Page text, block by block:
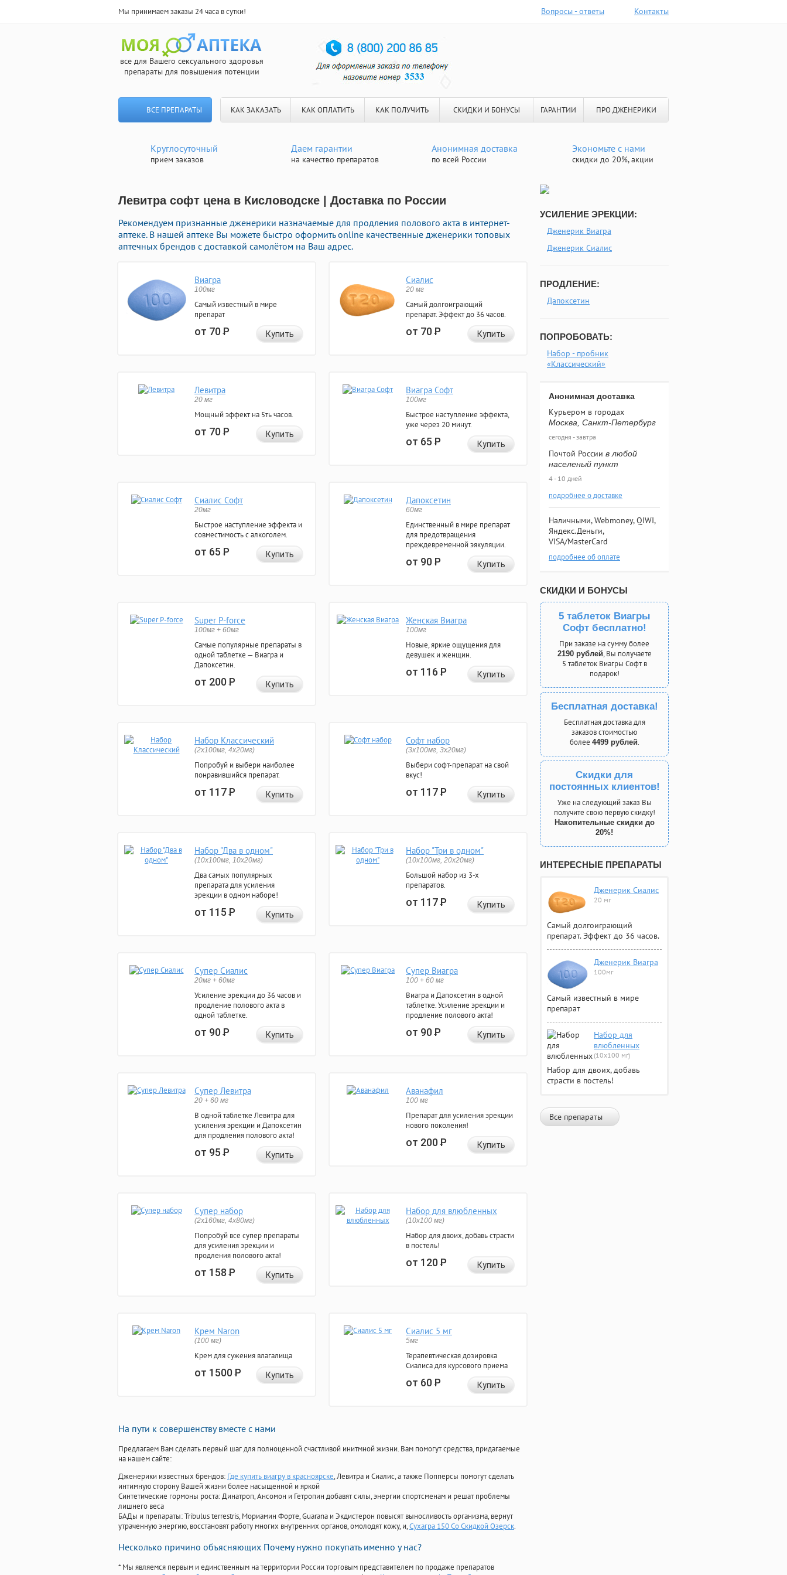
Мы принимаем заказы 24 часа в сутки! Вопросы - ответы Контакты
все для Вашего сексуального здоровья
препараты для повышения потенции
ВСЕ ПРЕПАРАТЫ КАК ЗАКАЗАТЬ КАК ОПЛАТИТЬ КАК ПОЛУЧИТЬ СКИДКИ И БОНУСЫ ГАРАНТИИ ПРО ДЖЕНЕРИКИ
Круглосуточный
прием заказов
Даем гарантии
на качество препаратов
Анонимная доставка
по всей России
Экономьте с нами
скидки до 20%, акции
Левитра софт цена в Кисловодске | Доставка по России
Рекомендуем признанные дженерики назначаемые для продления полового акта в интернет-
аптеке. В нашей аптеке Вы можете быстро оформить online качественные дженерики топовых
аптечных брендов с доставкой самолётом на Ваш адрес.
Виагра
100мг
Самый известный в мире
препарат
от 70Р Купить
Сиалис
20 мг
Самый долгоиграющий
препарат. Эффект до 36 часов.
от 70Р Купить
Левитра
20 мг
Мощный эффект на 5ть часов.
от 70Р Купить
Виагра Софт
100мг
Быстрое наступление эффекта,
уже через 20 минут.
от 65Р Купить
Сиалис Софт
20мг
Быстрое наступление эффекта и
совместимость с алкоголем.
от 65Р Купить
Дапоксетин
60мг
Единственный в мире препарат
для предотвращения
преждевременной эякуляции.
от 90Р Купить
Super P-force
100мг + 60мг
Самые популярные препараты в
одной таблетке — Виагра и
Дапоксетин.
от 200Р Купить
Женская Виагра
100мг
Новые, яркие ощущения для
девушек и женщин.
от 116Р Купить
Набор Классический
(2x100мг, 4x20мг)
Попробуй и выбери наиболее
понравившийся препарат.
от 117Р Купить
Софт набор
(3x100мг, 3x20мг)
Выбери софт-препарат на свой
вкус!
от 117Р Купить
Набор "Два в одном"
(10x100мг, 10x20мг)
Два самых популярных
препарата для усиления
эрекции в одном наборе!
от 115Р Купить
Набор "Три в одном"
(10x100мг, 20x20мг)
Большой набор из 3-х
препаратов.
от 117Р Купить
Супер Сиалис
20мг + 60мг
Усиление эрекции до 36 часов и
продление полового акта в
одной таблетке.
от 90Р Купить
Супер Виагра
100 + 60 мг
Виагра и Дапоксетин в одной
таблетке. Усиление эрекции и
продление полового акта!
от 90Р Купить
Супер Левитра
20 + 60 мг
В одной таблетке Левитра для
усиления эрекции и Дапоксетин
для продления полового акта!
от 95Р Купить
Аванафил
100 мг
Препарат для усиления эрекции
нового поколения!
от 200Р Купить
Супер набор
(2х160мг, 4х80мг)
Попробуй все супер препараты
для усиления эрекции и
продления полового акта!
от 158Р Купить
Набор для влюбленных
(10х100 мг)
Набор для двоих, добавь страсти
в постель!
от 120Р Купить
Крем Naron
(100 мг)
Крем для сужения влагалища
от 1500Р Купить
Сиалис 5 мг
5мг
Терапевтическая дозировка
Сиалиса для курсового приема
от 60Р Купить
На пути к совершенству вместе с нами
Предлагаем Вам сделать первый шаг для полноценной счастливой инитмной жизни. Вам помогут средства, придагаемые
на нашем сайте:
Дженерики известных брендов: Где купить виагру в красноярске, Левитра и Сиалис, а также Попперсы помогут сделать
интимную сторону Вашей жизни более насыщенной и яркой
Синтетические гормоны роста: Динатроп, Ансомон и Гетропин добавят силы, энергии спортсменам и решат проблемы
лишнего веса
БАДы и препараты:Tribulus terrestris, Мориамин Форте, Guarana и Экдистерон повысят выносливость организма, вернут
утраченную энергию, восстановят работу многих внутренних органов, омолодят кожу, и,Сухагра 150 Со Скидкой Озерск.
Несколько причино объясняющих Почему нужно покупать именно у нас?
* Мы являемся первым и единственным на территории России торговым представителем по продаже препаратов
УСИЛЕНИЕ ЭРЕКЦИИ:
Дженерик Виагра
Дженерик Сиалис
ПРОДЛЕНИЕ:
Дапоксетин
ПОПРОБОВАТЬ:
Набор - пробник
«Классический»
Анонимная доставка
Курьером в городах
Москва, Санкт-Петербург
сегодня - завтра
Почтой России в любой
населеный пункт
4 - 10 дней
подробнее о доставке
Наличными, Webmoney, QIWI,
Яндекс.Деньги,
VISA/MasterCard
подробнее об оплате
СКИДКИ И БОНУСЫ
5 таблеток Виагры
Софт бесплатно!
При заказе на сумму более
2190 рублей, Вы получаете
5 таблеток Виагры Софт в
подарок!
Бесплатная доставка!
Бесплатная доставка для
заказов стоимостью
более 4499 рублей.
Скидки для
постоянных клиентов!
Уже на следующий заказ Вы
получите свою первую скидку!
Накопительные скидки до
20%!
ИНТЕРЕСНЫЕ ПРЕПАРАТЫ
Дженерик Сиалис
20 мг
Самый долгоиграющий
препарат. Эффект до 36 часов.
Дженерик Виагра
100мг
Самый известный в мире
препарат
Набор для
влюбленных
(10х100 мг)
Набор для двоих, добавь
страсти в постель!
Все препараты